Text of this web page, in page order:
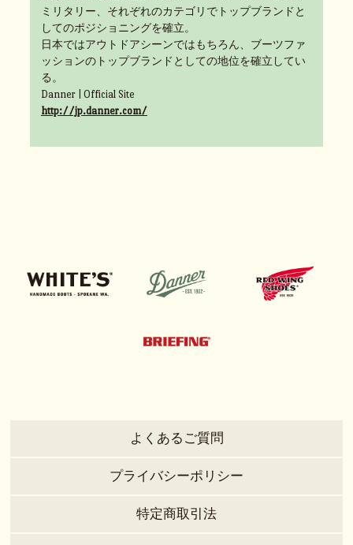
ミリタリー、それぞれのカテゴリでトップブランドと
してのポジショニングを確立。
日本ではアウトドアシーンではもちろん、ブーツファ
ッションのトップブランドとしての地位を確立してい
る。
Danner | Official Site
http://jp.danner.com/
よくあるご質問
プライバシーポリシー
特定商取引法